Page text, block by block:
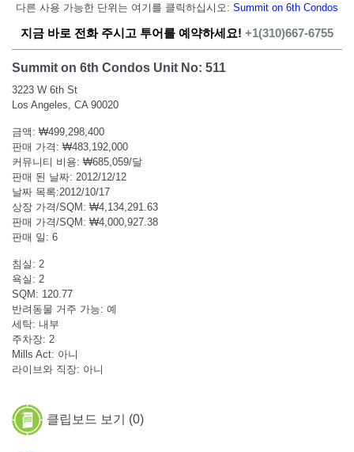
다른 사용 가능한 단위는 여기를 클릭하십시오: Summit on 6th Condos
지금 바로 전화 주시고 투어를 예약하세요! +1(310)667-6755
Summit on 6th Condos Unit No: 511
3223 W 6th St
Los Angeles, CA 90020
금액: ₩499,298,400
판매 가격: ₩483,192,000
커뮤니티 비용: ₩685,059/달
판매 된 날짜: 2012/12/12
날짜 목록:2012/10/17
상장 가격/SQM: ₩4,134,291.63
판매 가격/SQM: ₩4,000,927.38
판매 일: 6
침실: 2
욕실: 2
SQM: 120.77
반려동물 거주 가능: 예
세탁: 내부
주차장: 2
Mills Act: 아니
라이브와 직장: 아니
클립보드 보기 (0)